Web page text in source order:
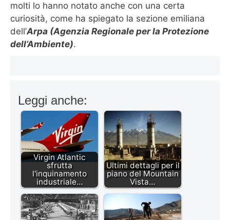
molti lo hanno notato anche con una certa
curiosità, come ha spiegato la sezione emiliana
dell’Arpa (Agenzia Regionale per la Protezione
dell’Ambiente).
Leggi anche:
Virgin Atlantic
sfrutta
l'inquinamento
industriale…
Ultimi dettagli per il
piano del Mountain
Vista…